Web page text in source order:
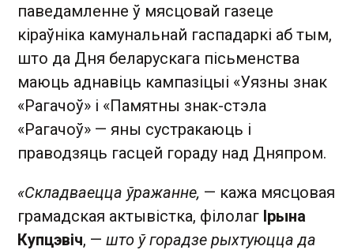
паведамленне ў мясцовай газеце
кіраўніка камунальнай гаспадаркі аб тым,
што да Дня беларускага пісьменства
маюць аднавіць кампазіцыі «Уязны знак
«Рагачоў» і «Памятны знак-стэла
«Рагачоў» — яны сустракаюць і
праводзяць гасцей гораду над Дняпром.
«Складваецца ўражанне, — кажа мясцовая
грамадская актывістка, філолаг Ірына
Купцэвіч, — што ў горадзе рыхтуюцца да